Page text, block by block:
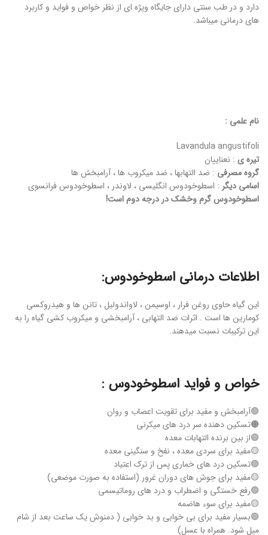
دارد و در طب سنتی دارای جایگاه ویژه ای از نظر خواص و فواید و کاربرد
های درمانی میباشد.
نام علمی :
Lavandula angustifoli
تیره ی : نعناییان
گروه مصرفی : ضد التهابها ، ضد میکروب ها ، آرامبخش ها
اسامی دیگر : اسطوخودوس انگلیسی ، لاوندر ، اسطوخودوس فرانسوی
اسطوخودوس گرم وخشک در درجه دوم است!
اطلاعات درمانی اسطوخودوس:
این گیاه حاوی روغن فرار ، اوسیمن ، لاواندولیل ، تانن ها و هیدروکسی
کومارین ها است . اثرات ضد التهابی ، آرامبخشی و میکروب کشی گیاه را به
این ترکیبات نسبت میدهند.
خواص و فواید اسطوخودوس :
🟢آرامبخش و مفید برای تقویت اعصاب و روان
🟠تسکین دهنده سر درد های میکرنی
🟢از بین برنده التهابات معده
🟡مفید برای سردی معده ، نفخ و سنگینی معده
🟢تسکین درد های خماری پس از ترک اعتیاد
🟡مفید برای جوش های دوران غرور (استفاده به صورت موضعی)
🟢رفع خستگی و اضطراب و درد های روماتیسمی
🟡مفید برای سوء هاضمه
🟢بسیار مفید برای بی خوابی و بد خوابی ( دمنوش یک ساعت بعد از شام
میل شود. همراه با عسل)